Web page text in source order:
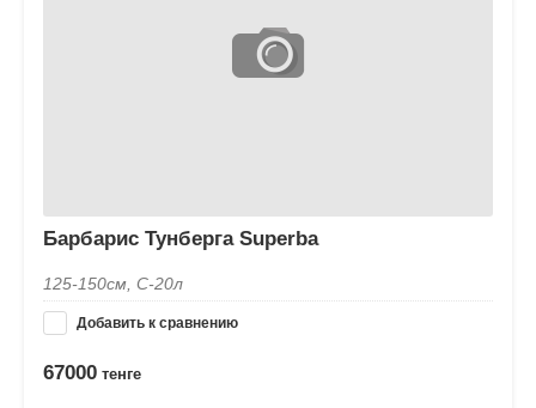
Барбарис Тунберга Superba
125-150см, С-20л
Добавить к сравнению
67000 тенге